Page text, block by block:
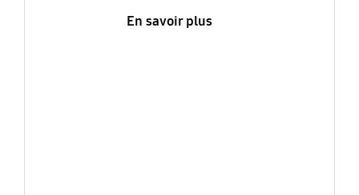
En savoir plus